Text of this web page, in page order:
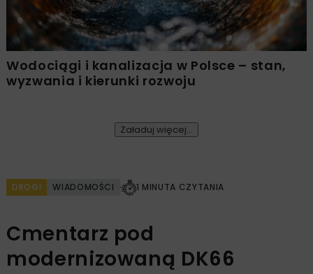
Wodociągi i kanalizacja w Polsce – stan,
wyzwania i kierunki rozwoju
Załaduj więcej...
DROGI WIADOMOŚCI 1 MINUTA CZYTANIA
Cmentarz pod
modernizowaną DK66